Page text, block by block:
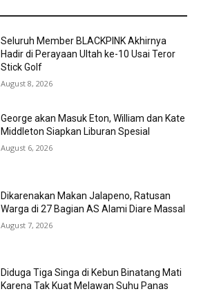
Seluruh Member BLACKPINK Akhirnya
Hadir di Perayaan Ultah ke-10 Usai Teror
Stick Golf
August 8, 2026
George akan Masuk Eton, William dan Kate
Middleton Siapkan Liburan Spesial
August 6, 2026
Dikarenakan Makan Jalapeno, Ratusan
Warga di 27 Bagian AS Alami Diare Massal
August 7, 2026
Diduga Tiga Singa di Kebun Binatang Mati
Karena Tak Kuat Melawan Suhu Panas